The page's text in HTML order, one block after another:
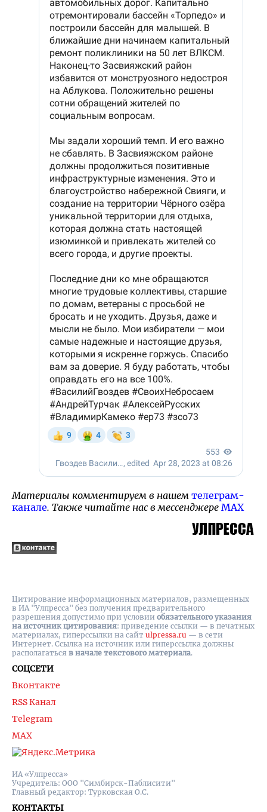
Материалы комментируем в нашем телеграм-
канале. Также читайте нас в мессенджере MAX
ИА «Улпресса»
Учредитель: ООО "Симбирск-Паблисити"
Главный редактор: Турковская О.С.
КОНТАКТЫ
СОЦСЕТИ
Вконтакте
RSS Канал
Telegram
MAX
Цитирование информационных материалов, размещенных
в ИА "Улпресса" без получения предварительного
разрешения допустимо при условии обязательного указания
на источник цитирования: приведение ссылки — в печатных
материалах, гиперссылки на cайт ulpressa.ru — в сети
Интернет. Ссылка на источник или гиперссылка должны
располагаться в начале текстового материала.